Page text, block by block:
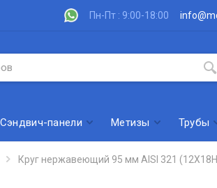
Пн-Пт : 9:00-18:00
Сэндвич-панели Метизы Трубы
Круг нержавеющий 95 мм AISI 321